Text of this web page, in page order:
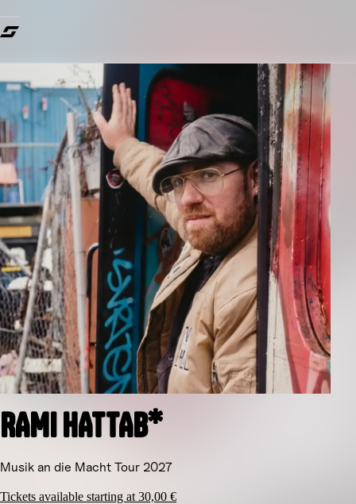
RAMI HATTAB*
Musik an die Macht Tour 2027
Tickets available starting at 30,00 €